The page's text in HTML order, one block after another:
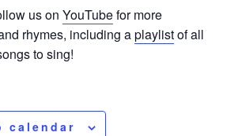
us onYouTubefor more
rhymes, including aplaylistof all
to sing!
calendar